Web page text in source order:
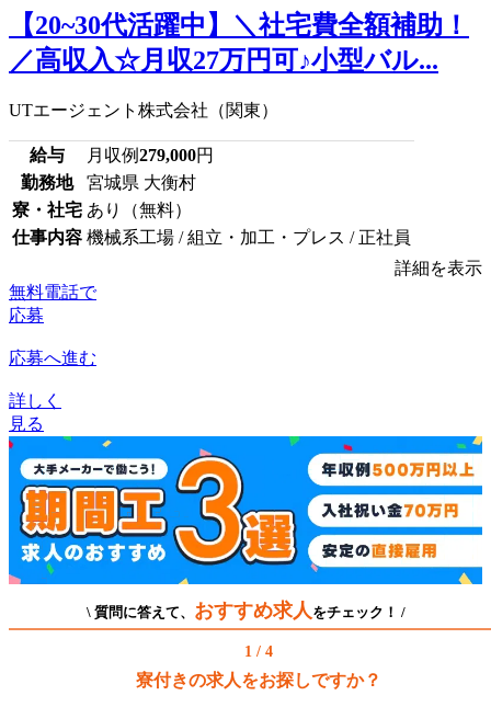
【20~30代活躍中】＼社宅費全額補助！
／高収入☆月収27万円可♪小型バル...
UTエージェント株式会社（関東）
給与 月収例279,000円
勤務地
宮城県 大衡村
寮・社宅 あり（無料）
仕事内容 機械系工場 / 組立・加工・プレス / 正社員
詳細を表示
無料電話で
応募
応募へ進む
詳しく
見る
\ 質問に答えて、 おすすめ求人 をチェック！ /
1 / 4
寮付きの求人をお探しですか？